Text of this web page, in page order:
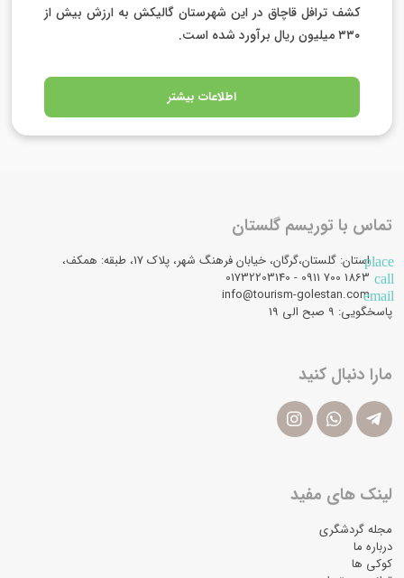
کشف ترافل قاچاق در این شهرستان گالیکش به ارزش بیش از
۳۳۰ میلیون ریال برآورد شده است.
اطلاعات بیشتر
تماس با توریسم گلستان
placeاستان: گلستان،گرگان، خیابان فرهنگ شهر، پلاک 17، طبقه: همکف،
call
email
info@tourism-golestan.com
پاسخگویی: ۹ صبح الی 19
مارا دنبال کنید
لینک های مفید
مجله گردشگری
درباره ما
کوکی ها